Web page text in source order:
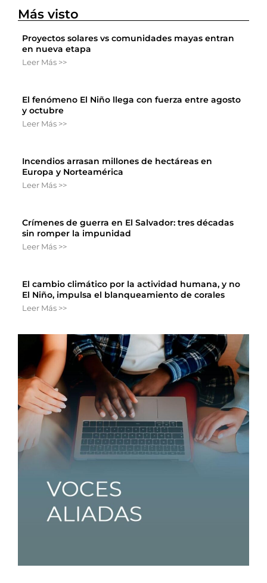
Más visto
Proyectos solares vs comunidades mayas entran
en nueva etapa
Leer Más >>
El fenómeno El Niño llega con fuerza entre agosto
y octubre
Leer Más >>
Incendios arrasan millones de hectáreas en
Europa y Norteamérica
Leer Más >>
Crímenes de guerra en El Salvador: tres décadas
sin romper la impunidad
Leer Más >>
El cambio climático por la actividad humana, y no
El Niño, impulsa el blanqueamiento de corales
Leer Más >>